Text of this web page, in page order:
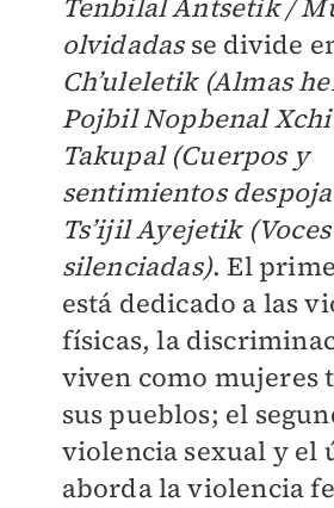
Tenbilal Antsetik /
olvidadasse divide
Ch’uleletik (Almas
Pojbil Nopbenal
Takupal (Cuerpos y
sentimientos
Ts’ijil Ayejetik (Voces
silenciadas). El
está dedicado a las
físicas, la
viven como mujeres
sus pueblos; el
violencia sexual y el
aborda la violencia